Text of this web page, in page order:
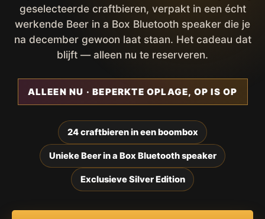
geselecteerde craftbieren, verpakt in een écht
werkende Beer in a Box Bluetooth speaker die je
na december gewoon laat staan. Het cadeau dat
blijft — alleen nu te reserveren.
ALLEEN NU · BEPERKTE OPLAGE, OP IS OP
24 craftbieren in een boombox
Unieke Beer in a Box Bluetooth speaker
Exclusieve Silver Edition